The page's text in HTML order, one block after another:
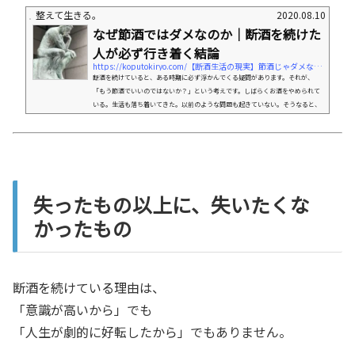
整えて生きる。 2020.08.10
なぜ節酒ではダメなのか｜断酒を続けた
人が必ず行き着く結論
https://koputokiryo.com/【断酒生活の現実】節酒じゃダメなのか？という
断酒を続けていると、ある時期に必ず浮かんでくる疑問があります。それが、
「もう節酒でいいのではないか？」という考えです。しばらくお酒をやめられて
いる。生活も落ち着いてきた。以前のような問題も起きていない。そうなると、
のではないか」と。これは意志が弱いからでも、覚悟が足りないからでもありま
失ったもの以上に、失いたくな
かったもの
断酒を続けている理由は、
「意識が高いから」でも
「人生が劇的に好転したから」でもありません。